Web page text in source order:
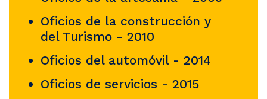
Oficios de la construcción y
del Turismo - 2010
Oficios del automóvil - 2014
Oficios de servicios - 2015